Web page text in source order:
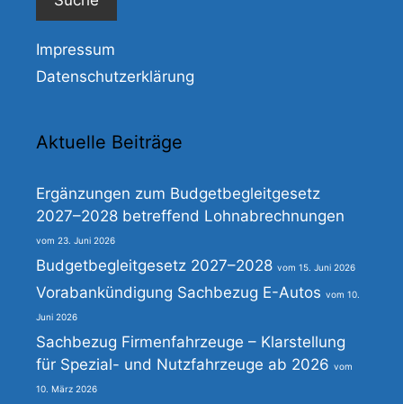
Impressum
Datenschutzerklärung
Aktuelle Beiträge
Ergänzungen zum Budgetbegleitgesetz
2027–2028 betreffend Lohnabrechnungen
23. Juni 2026
Budgetbegleitgesetz 2027–2028 15. Juni 2026
Vorabankündigung Sachbezug E-Autos 10.
Juni 2026
Sachbezug Firmenfahrzeuge – Klarstellung
für Spezial- und Nutzfahrzeuge ab 2026
10. März 2026